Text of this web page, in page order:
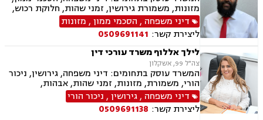
מזונות, משמורת גירושין, זמני שהות, חלוקת רכוש,
מעמד אישי, ניכור הורי, העברת בין דורית, ירושות
וצוואות, ייפוי כוח מתמשך, דיני חוזים, נדל"ן
ומקרקעין, עסקאות מכר דירה, פינוי מושכר
דיני משפחה , הסכמי ממון, מזונות
ליצירת קשר: 0509691141
לילך אללוף משרד עורכי דין
צה"ל 99, אשקלון
המשרד עוסק בתחומים: דיני משפחה, גירושין, ניכור
הורי, משמורת, מזונות, זמני שהות, אבהות,
אפוטרופסות, גישור, חוק הנוער, חלוקת רכוש, ייפוי
כוח מתמשך חדלות פירעון, הוצאה לפועל, מחיקת
והסדרי חובות, פשיטת רגל.
דיני משפחה ,גירושין, ניכור הורי
ליצירת קשר: 0509691138